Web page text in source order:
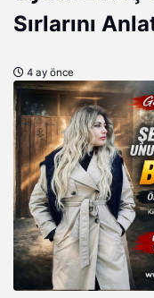
Sırlarını
4 ay önce